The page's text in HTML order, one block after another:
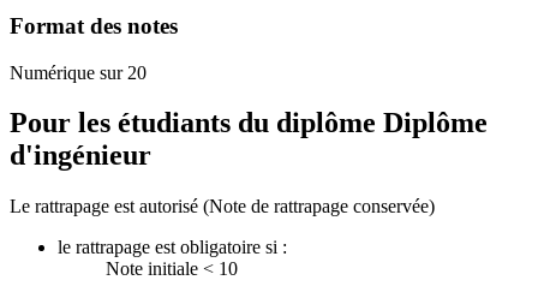
Format des notes
Numérique sur 20
Pour les étudiants du diplôme Diplôme
d'ingénieur
Le rattrapage est autorisé (Note de rattrapage conservée)
le rattrapage est obligatoire si :
Note initiale < 10